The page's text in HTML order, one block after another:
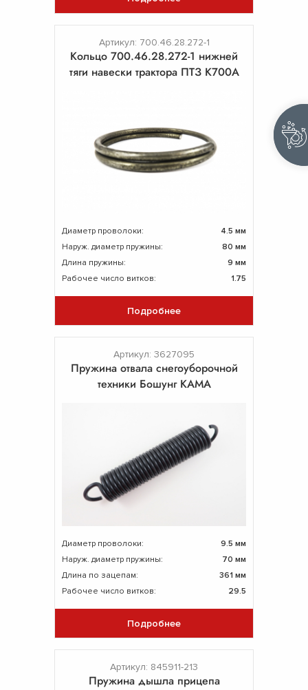
Артикул: 700.46.28.272-1
Кольцо 700.46.28.272-1 нижней
тяги навески трактора ПТЗ К700А
Диаметр проволоки:
4.5 мм
Наруж. диаметр пружины:
80 мм
Длина пружины:
9 мм
Рабочее число витков:
1.75
Подробнее
Артикул: 3627095
Пружина отвала снегоуборочной
техники Бошунг КАМА
Диаметр проволоки:
9.5 мм
Наруж. диаметр пружины:
70 мм
Длина по зацепам:
361 мм
Рабочее число витков:
29.5
Подробнее
Артикул: 845911-213
Пружина дышла прицепа